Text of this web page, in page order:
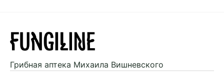
Грибная аптека Михаила Вишневского